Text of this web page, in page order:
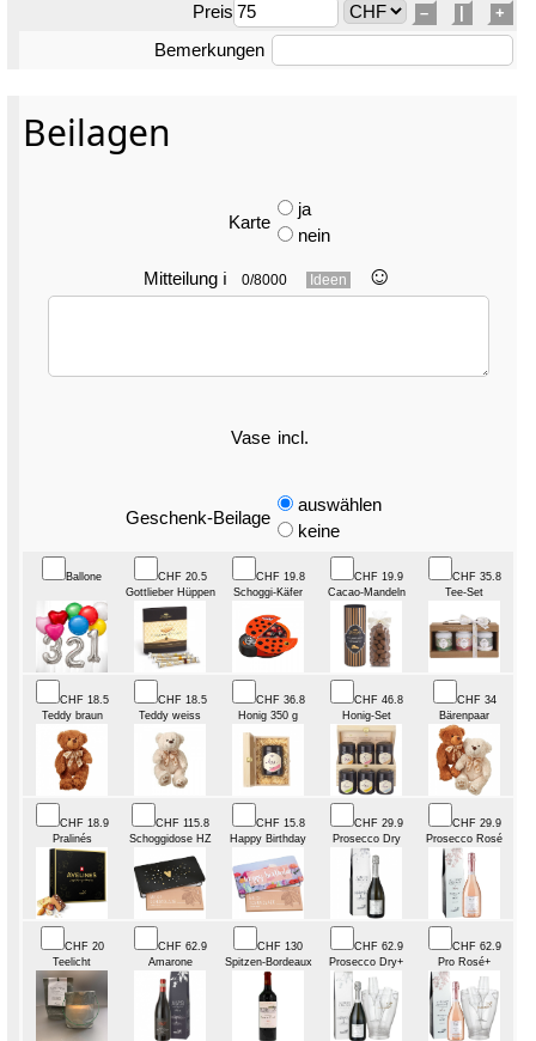
Preis
– +
Bemerkungen
Beilagen
Karte
ja
nein
Mitteilung ℹ 0/8000 Ideen ☺︎
Vase incl.
Geschenk-Beilage
auswählen
keine
Ballone
CHF 20.5
Gottlieber Hüppen
CHF 19.8
Schoggi-Käfer
CHF 19.9
Cacao-Mandeln
CHF 35.8
Tee-Set
CHF 18.5
Teddy braun
CHF 18.5
Teddy weiss
CHF 36.8
Honig 350 g
CHF 46.8
Honig-Set
CHF 34
Bärenpaar
CHF 18.9
Pralinés
CHF 115.8
Schoggidose HZ
CHF 15.8
Happy Birthday
CHF 29.9
Prosecco Dry
CHF 29.9
Prosecco Rosé
CHF 20
Teelicht
CHF 62.9
Amarone
CHF 130
Spitzen-Bordeaux
CHF 62.9
Prosecco Dry+
CHF 62.9
Pro Rosé+